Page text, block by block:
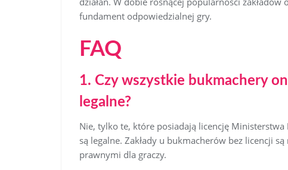
fundament odpowiedzialnej gry.
FAQ
1. Czy wszystkie bukmachery
legalne?
Nie, tylko te, które posiadają licencję Ministerstwa
są legalne. Zakłady u bukmacherów bez licencji
prawnymi dla graczy.